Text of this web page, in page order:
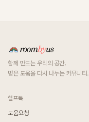
함께 만드는 우리의 공간.
받은 도움을 다시 나누는 커뮤니티.
헬프톡
도움요청